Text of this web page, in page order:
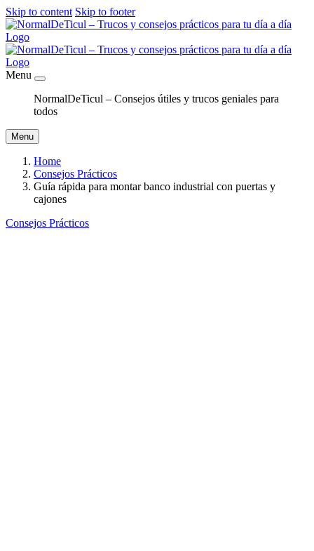
Skip to content Skip to footer
Menu
NormalDeTicul – Consejos útiles y trucos geniales para
todos
Menu
Home
Consejos Prácticos
Guía rápida para montar banco industrial con puertas y
cajones
Consejos Prácticos